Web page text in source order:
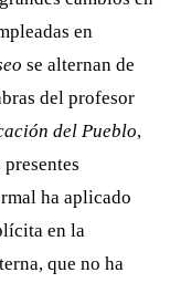
en
se alternan de
del profesor
del Pueblo,
ha aplicado
en la
que no ha